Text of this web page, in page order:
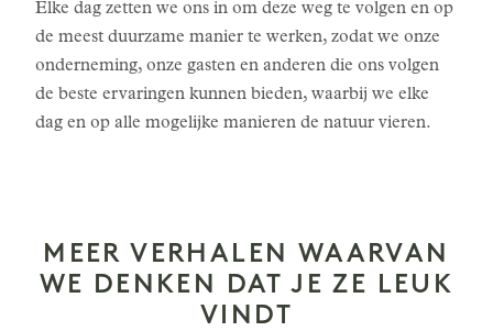
Elke dag zetten we ons in om deze weg te volgen en op
de meest duurzame manier te werken, zodat we onze
onderneming, onze gasten en anderen die ons volgen
de beste ervaringen kunnen bieden, waarbij we elke
dag en op alle mogelijke manieren de natuur vieren.
MEER VERHALEN WAARVAN
WE DENKEN DAT JE ZE LEUK
VINDT